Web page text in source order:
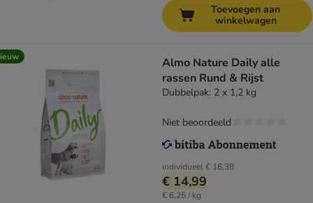
Toevoegen aan
winkelwagen
Almo Nature Daily alle
rassen Rund & Rijst
Dubbelpak: 2 x 1,2 kg
individueel€ 16,38
€ 14,99
€ 6,25 / kg
Niet beoordeeld